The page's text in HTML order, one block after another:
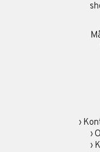
›
›
›